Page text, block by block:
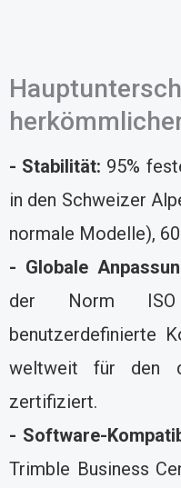
- Stabilität: 95%
in den Schweizer
normale Modelle),
- Globale
der Norm ISO
benutzerdefinierte
weltweit für den
zertifiziert.
- Software-
Trimble Business